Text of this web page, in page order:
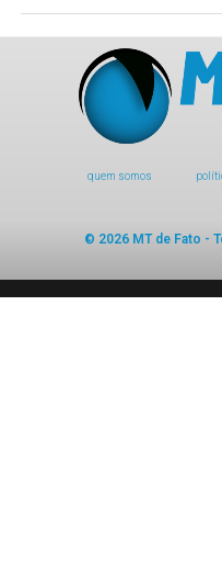
quem somos
© 2026 MT de Fato -